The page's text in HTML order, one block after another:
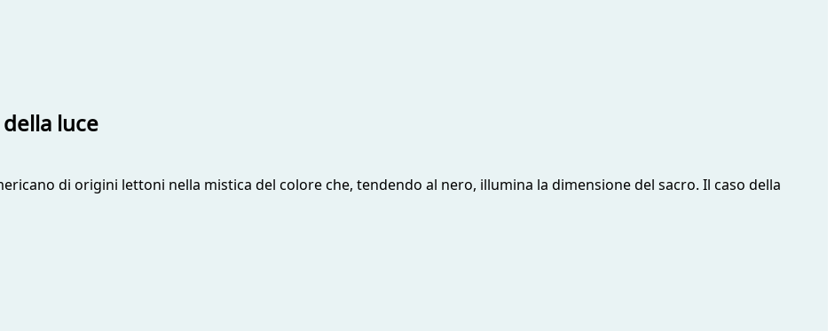
luce
di origini lettoni nella mistica del colore che, tendendo al nero, illumina la dimensione del sacro. Il caso della